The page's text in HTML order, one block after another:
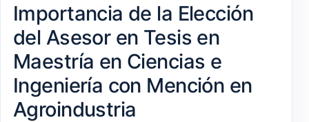
Importancia de la Elección
del Asesor en Tesis en
Maestría en Ciencias e
Ingeniería con Mención en
Agroindustria